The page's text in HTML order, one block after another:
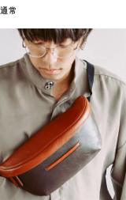
ニバッグ, 価格:
通常
ド。商品: ポーチ付